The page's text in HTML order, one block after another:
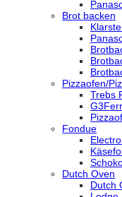
Brot backen
Pizzaofen/
Trebs
Fondue
Dutch Oven
Dutch